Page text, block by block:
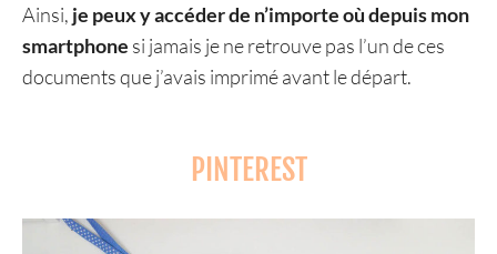
Ainsi, je peux y accéder de n’importe où depuis mon
smartphone si jamais je ne retrouve pas l’un de ces
documents que j’avais imprimé avant le départ.
PINTEREST